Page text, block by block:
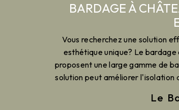
BARDAGE À
Vous recherchez une solution
esthétique unique? Le bardage
proposent une large gamme de
solution peut améliorer l'isolation
Le